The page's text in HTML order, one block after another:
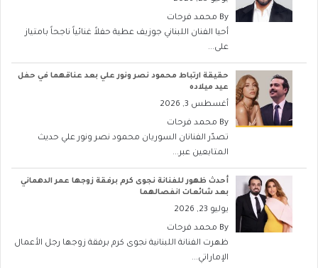
By محمد فرحات
أحيا الفنان اللبناني جوزيف عطية حفلاً غنائياً ناجحاً بامتياز
على...
حقيقة ارتباط محمود نصر ونور علي بعد عناقهما في حفل
عيد ميلاده
أغسطس 3, 2026
By محمد فرحات
تصدّر الفنانان السوريان محمود نصر ونور علي حديث
المتابعين عبر...
أحدث ظهور للفنانة نجوى كرم برفقة زوجها عمر الدهماني
بعد شائعات انفصالهما
يوليو 23, 2026
By محمد فرحات
ظهرت الفنانة اللبنانية نجوى كرم برفقة زوجها رجل الأعمال
الإماراتي...